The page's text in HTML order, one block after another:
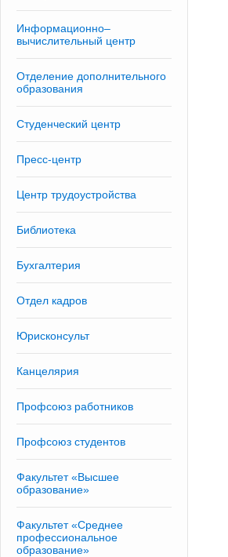
Информационно–
вычислительный центр
Отделение дополнительного
образования
Студенческий центр
Пресс-центр
Центр трудоустройства
Библиотека
Бухгалтерия
Отдел кадров
Юрисконсульт
Канцелярия
Профсоюз работников
Профсоюз студентов
Факультет «Высшее
образование»
Факультет «Среднее
профессиональное
образование»